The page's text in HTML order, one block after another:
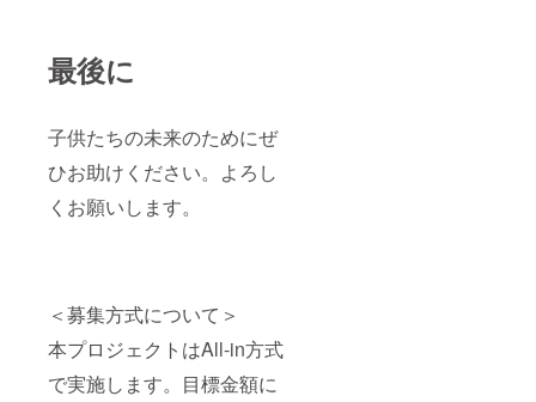
最後に
子供たちの未来のためにぜ
ひお助けください。よろし
くお願いします。
＜募集方式について＞
本プロジェクトはAll-in方式
で実施します。目標金額に